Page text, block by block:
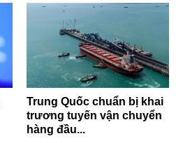
Trung Quốc chuẩn bị khai
trương tuyến vận chuyển
hàng đầu...